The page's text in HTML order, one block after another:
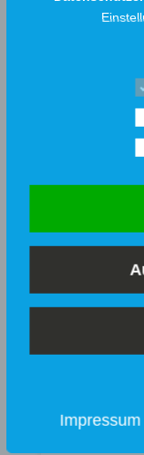
Erste
Die
wichtigen
zur
Impressum